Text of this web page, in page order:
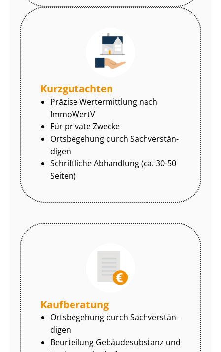
Kurzgutachten
Präzise Wertermittlung nach
ImmoWertV
Für private Zwecke
Ortsbegehung durch Sach­ver­stän­
di­gen
Schriftliche Abhandlung (ca. 30-50
Seiten)
Kaufberatung
Ortsbegehung durch Sach­ver­stän­
di­gen
Beurteilung Gebäudesubstanz und